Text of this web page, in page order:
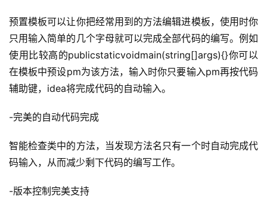
预置模板可以让你把经常用到的方法编辑进模板，使用时你
只用输入简单的几个字母就可以完成全部代码的编写。例如
使用比较高的publicstaticvoidmain(string[]args){}你可以
在模板中预设pm为该方法，输入时你只要输入pm再按代码
辅助键，idea将完成代码的自动输入。
-完美的自动代码完成
智能检查类中的方法，当发现方法名只有一个时自动完成代
码输入，从而减少剩下代码的编写工作。
-版本控制完美支持